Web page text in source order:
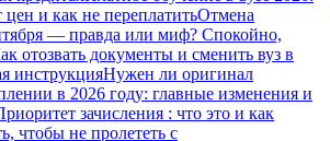
и как не переплатитьОтмена
— правда или миф? Спокойно,
отозвать документы и сменить вуз в
инструкцияНужен ли оригинал
в 2026 году: главные изменения и
зачисления : что это и как
чтобы не пролететь с